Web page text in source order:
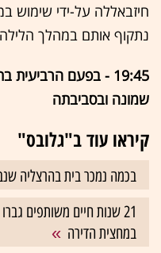
חיזבאללה על-ידי שימוש
נתקוף אותם במהלך
19:45 - בפעם
שמונה ובסביבתה
קיראו עוד ב"גלובס"
בכמה נמכר בית בהרצליה שנבנה
21 שנות חיים משותפים
במחצית הדירה